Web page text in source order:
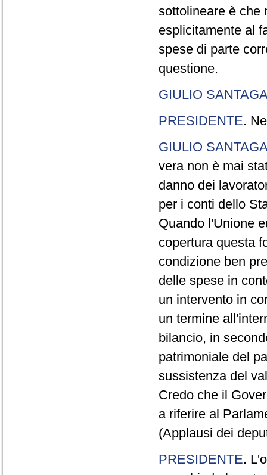
sottolineare è che
esplicitamente al
spese di parte
questione.
GIULIO
PRESIDENTE.
GIULIO
vera non è mai
danno dei
per i conti dello
Quando l'Unione
copertura questa
condizione ben
delle spese in
un intervento in
un termine
bilancio, in
patrimoniale del
sussistenza del
Credo che il
a riferire al
(Applausi dei
PRESIDENTE.